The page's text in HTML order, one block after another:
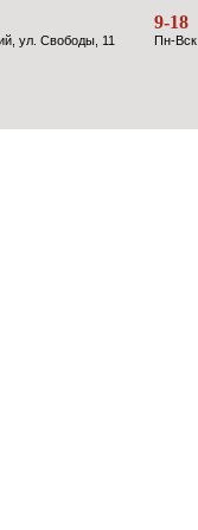
ул. Свободы, 11
9-18
Пн-Вск